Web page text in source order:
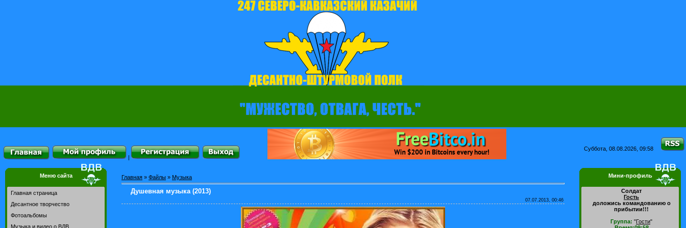
|
Суббота, 08.08.2026, 09:58
Меню сайта
Главная страница
Десантное творчество
Фотоальбомы
Музыка и видео о ВДВ
Главная » Файлы » Музыка
Душевная музыка (2013)
07.07.2013, 00:46
Мини-профиль
Солдат
Гость
доложись командованию о
прибытии!!!
Группа: "Гости"